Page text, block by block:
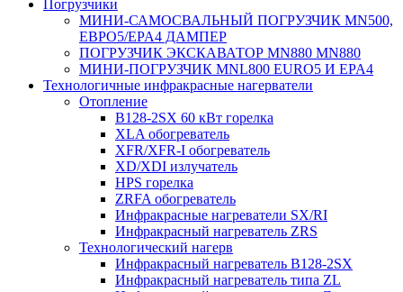
Погрузчики
МИНИ-САМОСВАЛЬНЫЙ ПОГРУЗЧИК MN500,
ЕВРО5/EPA4 ДАМПЕР
ПОГРУЗЧИК ЭКСКАВАТОР MN880 MN880
МИНИ-ПОГРУЗЧИК MNL800 EURO5 И EPA4
Технологичные инфракрасные нагерватели
Отопление
B128-2SX 60 кВт горелка
XLA обогреватель
XFR/XFR-I обогреватель
XD/XDI излучатель
HPS горелка
ZRFA обогреватель
Инфракрасные нагреватели SX/RI
Инфракрасный нагреватель ZRS
Технологический нагерв
Инфракрасный нагреватель B128-2SX
Инфракрасный нагреватель типа ZL